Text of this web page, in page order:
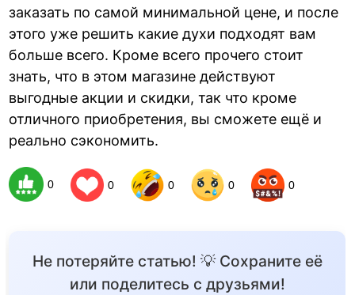
заказать по самой минимальной цене, и после
этого уже решить какие духи подходят вам
больше всего. Кроме всего прочего стоит
знать, что в этом магазине действуют
выгодные акции и скидки, так что кроме
отличного приобретения, вы сможете ещё и
реально сэкономить.
0 0 0 0 0
Не потеряйте статью! 💡 Сохраните её
или поделитесь с друзьями!